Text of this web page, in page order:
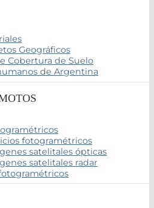
Geográficos
Cobertura de Suelo
de Argentina
fotogramétricos
satelitales ópticas
satelitales radar